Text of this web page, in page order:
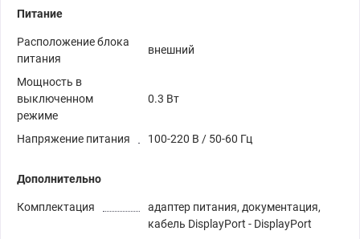
Питание
Расположение блока
питания
внешний
Мощность в
выключенном
режиме
0.3 Вт
Напряжение питания 100-220 В / 50-60 Гц
Дополнительно
Комплектация
адаптер питания, документация,
кабель DisplayPort - DisplayPort